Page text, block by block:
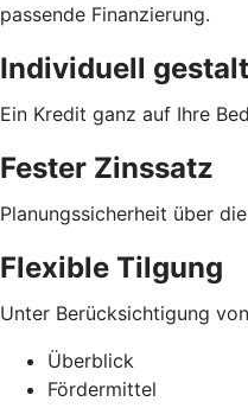
passende Finanzierung.
Individuell
Ein Kredit ganz auf Ihre
Fester Zinssatz
Planungssicherheit über
Flexible Tilgung
Unter Berücksichtigung
Überblick
Fördermittel